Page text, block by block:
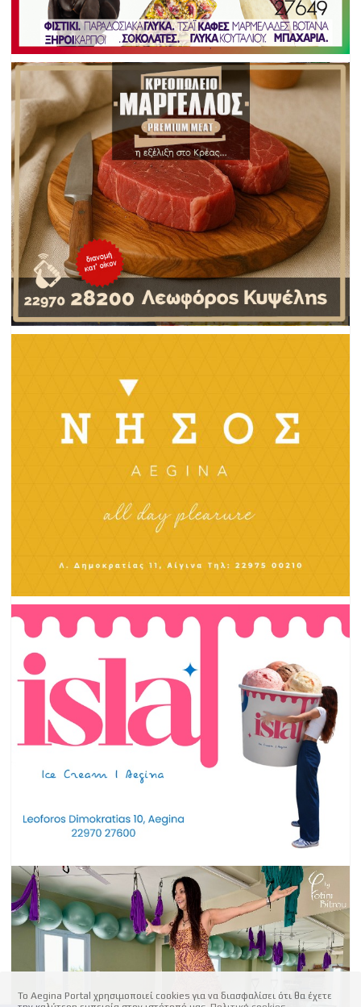
Το Aegina Portal χρησιμοποιεί cookies για να διασφαλίσει ότι θα έχετε